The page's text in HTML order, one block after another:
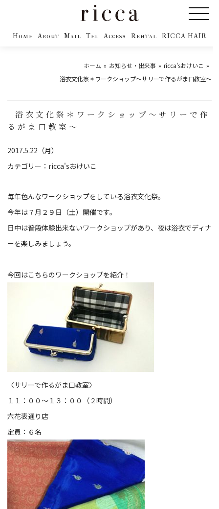
Home About Mail Tel Access Rental RICCA HAIR
ホーム お知らせ・出来事
ricca'sおけいこ
浴衣文化祭＊ワークショップ〜サリーで作るがま口教室〜
浴衣文化祭＊ワークショップ〜サリーで作
るがま口教室〜
2017.5.22（月）
カテゴリー： ricca'sおけいこ
毎年色んなワークショップをしている浴衣文化祭。
今年は７月２９日（土）開催です。
日中は普段体験出来ないワークショップがあり、夜は浴衣でディナ
ーを楽しみましょう。
今回はこちらのワークショップを紹介！
〈サリーで作るがま口教室〉
１１：００〜１３：００（２時間）
六花表通り店
定員：６名